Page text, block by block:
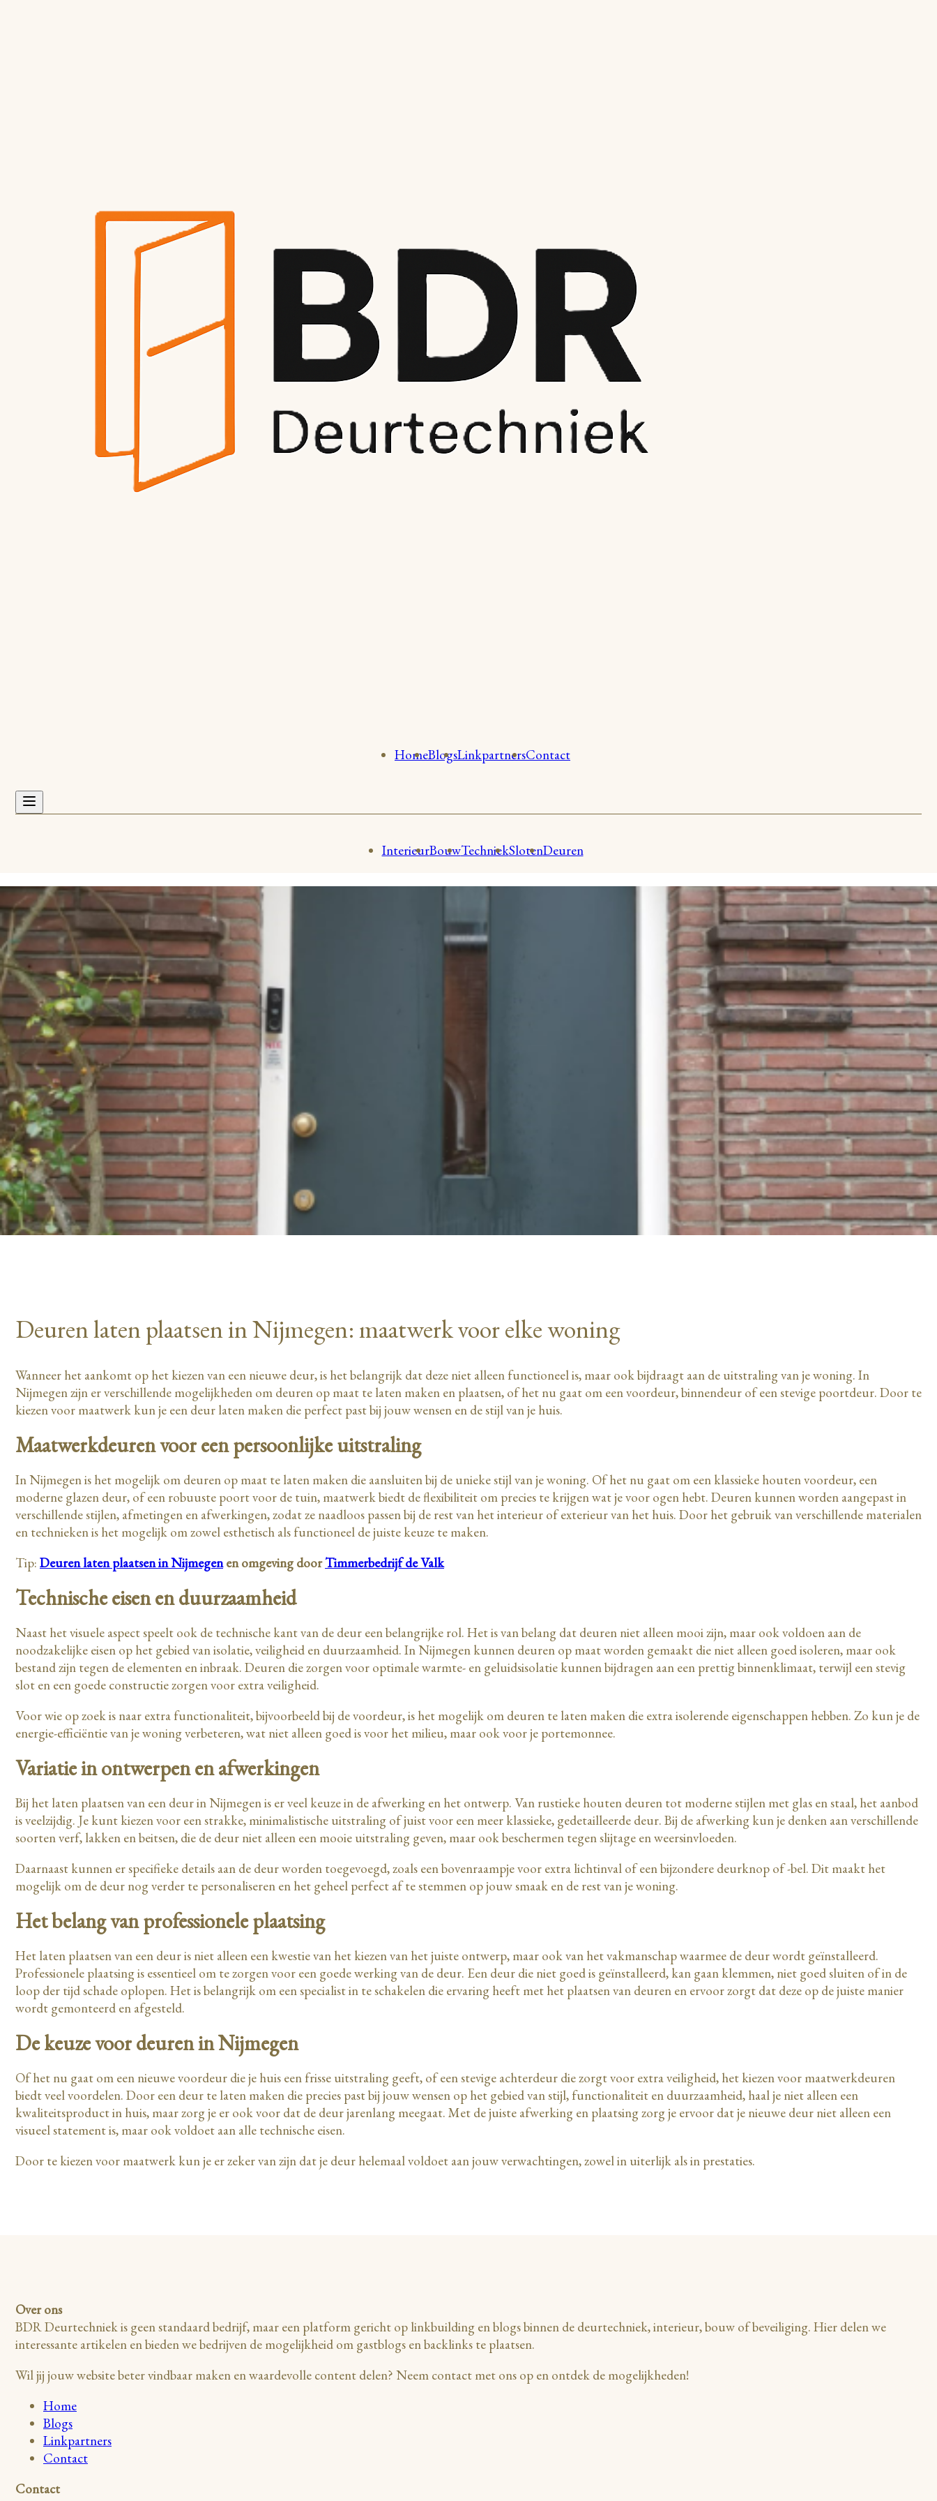
HomeBlogsLinkpartnersContact
InterieurBouwTechniekSlotenDeuren
Deuren laten plaatsen in Nijmegen: maatwerk voor elke woning
Wanneer het aankomt op het kiezen van een nieuwe deur, is het belangrijk dat deze niet alleen functioneel is, maar ook bijdraagt aan de uitstraling van je woning. In
Nijmegen zijn er verschillende mogelijkheden om deuren op maat te laten maken en plaatsen, of het nu gaat om een voordeur, binnendeur of een stevige poortdeur. Door te
kiezen voor maatwerk kun je een deur laten maken die perfect past bij jouw wensen en de stijl van je huis.
Maatwerkdeuren voor een persoonlijke uitstraling
In Nijmegen is het mogelijk om deuren op maat te laten maken die aansluiten bij de unieke stijl van je woning. Of het nu gaat om een klassieke houten voordeur, een
moderne glazen deur, of een robuuste poort voor de tuin, maatwerk biedt de flexibiliteit om precies te krijgen wat je voor ogen hebt. Deuren kunnen worden aangepast in
verschillende stijlen, afmetingen en afwerkingen, zodat ze naadloos passen bij de rest van het interieur of exterieur van het huis. Door het gebruik van verschillende materialen
en technieken is het mogelijk om zowel esthetisch als functioneel de juiste keuze te maken.
Tip: Deuren laten plaatsen in Nijmegenen omgeving doorTimmerbedrijf de Valk
Technische eisen en duurzaamheid
Naast het visuele aspect speelt ook de technische kant van de deur een belangrijke rol. Het is van belang dat deuren niet alleen mooi zijn, maar ook voldoen aan de
noodzakelijke eisen op het gebied van isolatie, veiligheid en duurzaamheid. In Nijmegen kunnen deuren op maat worden gemaakt die niet alleen goed isoleren, maar ook
bestand zijn tegen de elementen en inbraak. Deuren die zorgen voor optimale warmte- en geluidsisolatie kunnen bijdragen aan een prettig binnenklimaat, terwijl een stevig
slot en een goede constructie zorgen voor extra veiligheid.
Voor wie op zoek is naar extra functionaliteit, bijvoorbeeld bij de voordeur, is het mogelijk om deuren te laten maken die extra isolerende eigenschappen hebben. Zo kun je de
energie-efficiëntie van je woning verbeteren, wat niet alleen goed is voor het milieu, maar ook voor je portemonnee.
Variatie in ontwerpen en afwerkingen
Bij het laten plaatsen van een deur in Nijmegen is er veel keuze in de afwerking en het ontwerp. Van rustieke houten deuren tot moderne stijlen met glas en staal, het aanbod
is veelzijdig. Je kunt kiezen voor een strakke, minimalistische uitstraling of juist voor een meer klassieke, gedetailleerde deur. Bij de afwerking kun je denken aan verschillende
soorten verf, lakken en beitsen, die de deur niet alleen een mooie uitstraling geven, maar ook beschermen tegen slijtage en weersinvloeden.
Daarnaast kunnen er specifieke details aan de deur worden toegevoegd, zoals een bovenraampje voor extra lichtinval of een bijzondere deurknop of -bel. Dit maakt het
mogelijk om de deur nog verder te personaliseren en het geheel perfect af te stemmen op jouw smaak en de rest van je woning.
Het belang van professionele plaatsing
Het laten plaatsen van een deur is niet alleen een kwestie van het kiezen van het juiste ontwerp, maar ook van het vakmanschap waarmee de deur wordt geïnstalleerd.
Professionele plaatsing is essentieel om te zorgen voor een goede werking van de deur. Een deur die niet goed is geïnstalleerd, kan gaan klemmen, niet goed sluiten of in de
loop der tijd schade oplopen. Het is belangrijk om een specialist in te schakelen die ervaring heeft met het plaatsen van deuren en ervoor zorgt dat deze op de juiste manier
wordt gemonteerd en afgesteld.
De keuze voor deuren in Nijmegen
Of het nu gaat om een nieuwe voordeur die je huis een frisse uitstraling geeft, of een stevige achterdeur die zorgt voor extra veiligheid, het kiezen voor maatwerkdeuren
biedt veel voordelen. Door een deur te laten maken die precies past bij jouw wensen op het gebied van stijl, functionaliteit en duurzaamheid, haal je niet alleen een
kwaliteitsproduct in huis, maar zorg je er ook voor dat de deur jarenlang meegaat. Met de juiste afwerking en plaatsing zorg je ervoor dat je nieuwe deur niet alleen een
visueel statement is, maar ook voldoet aan alle technische eisen.
Door te kiezen voor maatwerk kun je er zeker van zijn dat je deur helemaal voldoet aan jouw verwachtingen, zowel in uiterlijk als in prestaties.
Over ons
BDR Deurtechniek is geen standaard bedrijf, maar een platform gericht op linkbuilding en blogs binnen de deurtechniek, interieur, bouw of beveiliging. Hier delen we
interessante artikelen en bieden we bedrijven de mogelijkheid om gastblogs en backlinks te plaatsen.
Wil jij jouw website beter vindbaar maken en waardevolle content delen? Neem contact met ons op en ontdek de mogelijkheden!
Home
Blogs
Linkpartners
Contact
Contact